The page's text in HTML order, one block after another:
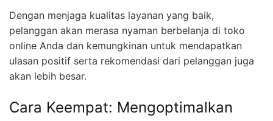
Dengan menjaga kualitas layanan yang baik,
pelanggan akan merasa nyaman berbelanja di toko
online Anda dan kemungkinan untuk mendapatkan
ulasan positif serta rekomendasi dari pelanggan juga
akan lebih besar.
Cara Keempat: Mengoptimalkan